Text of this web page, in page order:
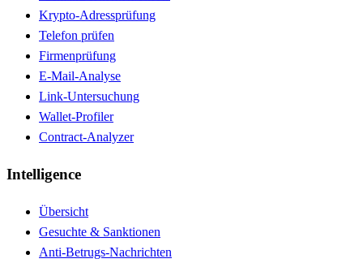
Krypto-Adressprüfung
Telefon prüfen
Firmenprüfung
E-Mail-Analyse
Link-Untersuchung
Wallet-Profiler
Contract-Analyzer
Intelligence
Übersicht
Gesuchte & Sanktionen
Anti-Betrugs-Nachrichten